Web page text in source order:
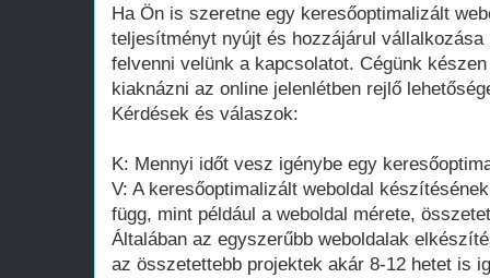
Ha Ön is szeretne egy keresőoptimalizált
teljesítményt nyújt és hozzájárul vállalkozása
felvenni velünk a kapcsolatot. Cégünk
kiaknázni az online jelenlétben rejlő
Kérdések és válaszok:
K: Mennyi időt vesz igénybe egy
V: A keresőoptimalizált weboldal
függ, mint például a weboldal mérete,
Általában az egyszerűbb weboldalak
az összetettebb projektek akár 8-12 hetet is